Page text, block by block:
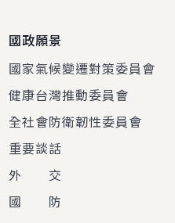
國政願景
國家氣候變遷對策委員會
健康台灣推動委員會
全社會防衛韌性委員會
重要談話
外 交
國 防